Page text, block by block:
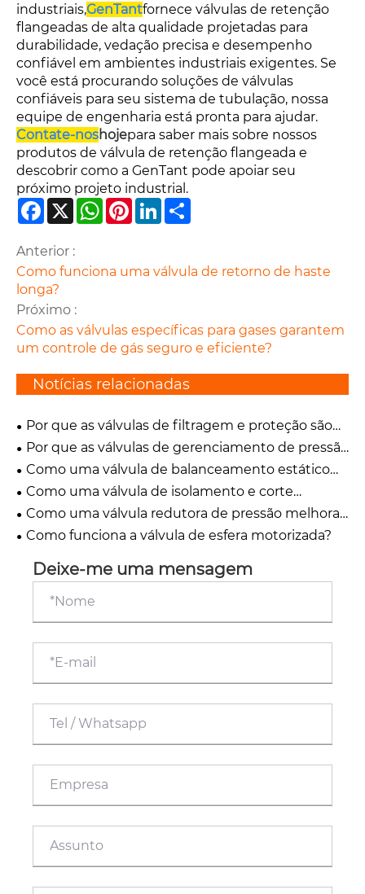
industriais,GenTantfornece válvulas de retenção
flangeadas de alta qualidade projetadas para
durabilidade, vedação precisa e desempenho
confiável em ambientes industriais exigentes. Se
você está procurando soluções de válvulas
confiáveis ​​para seu sistema de tubulação, nossa
equipe de engenharia está pronta para ajudar.
Contate-noshojepara saber mais sobre nossos
produtos de válvula de retenção flangeada e
descobrir como a GenTant pode apoiar seu
próximo projeto industrial.
Facebook
X WhatsApp
Pinterest
LinkedIn
Anterior :
Como funciona uma válvula de retorno de haste
longa?
Próximo :
Como as válvulas específicas para gases garantem
um controle de gás seguro e eficiente?
Notícias relacionadas
Por que as válvulas de filtragem e proteção são
vitais para sistemas de fluidos modernos?
Por que as válvulas de gerenciamento de pressão
e de segurança são essenciais para sistemas de
fluidos modernos?
Como uma válvula de balanceamento estático
melhora seu sistema HVAC?
Como uma válvula de isolamento e corte
melhora a segurança do sistema?
Como uma válvula redutora de pressão melhora
a eficiência e a segurança do sistema?
Como funciona a válvula de esfera motorizada?
Deixe-me uma mensagem